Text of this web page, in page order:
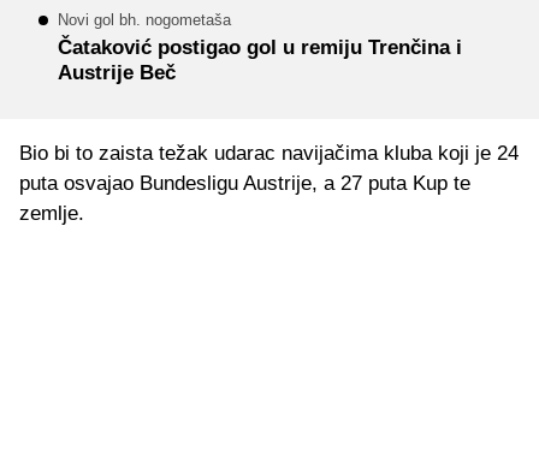
Novi gol bh. nogometaša
Čataković postigao gol u remiju Trenčina i
Austrije Beč
Bio bi to zaista težak udarac navijačima kluba koji je 24
puta osvajao Bundesligu Austrije, a 27 puta Kup te
zemlje.